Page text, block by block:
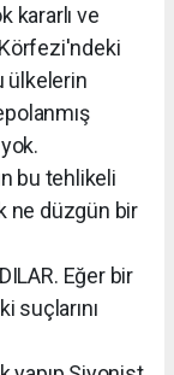
ve
ülkelerin
tehlikeli
ne düzgün bir
Eğer bir
suçlarını